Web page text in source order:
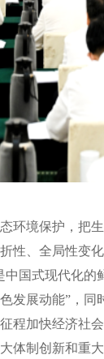
环境保护，把
性、全局性变化
中国式现代化的
发展动能”，同
程加快经济社
体制创新和重